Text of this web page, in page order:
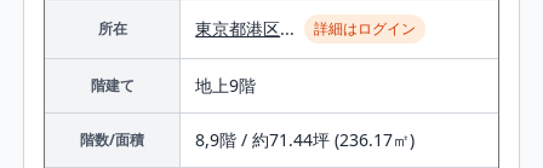
所在 東京都港区... 詳細はログイン
階建て 地上9階
階数/面積 8,9階 / 約71.44坪 (236.17㎡)